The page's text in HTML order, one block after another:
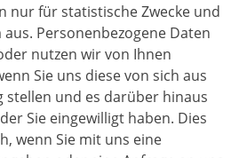
nur für statistische Zwecke und
Personenbezogene Daten
nutzen wir von Ihnen
Sie uns diese von sich aus
stellen und es darüber hinaus
Sie eingewilligt haben. Dies
wenn Sie mit uns eine